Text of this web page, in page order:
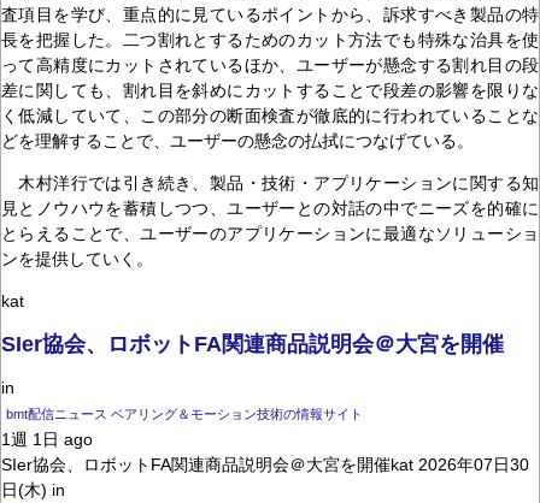
査項目を学び、重点的に見ているポイントから、訴求すべき製品の特
長を把握した。二つ割れとするためのカット方法でも特殊な治具を使
って高精度にカットされているほか、ユーザーが懸念する割れ目の段
差に関しても、割れ目を斜めにカットすることで段差の影響を限りな
く低減していて、この部分の断面検査が徹底的に行われていることな
どを理解することで、ユーザーの懸念の払拭につなげている。
木村洋行では引き続き、製品・技術・アプリケーションに関する知
見とノウハウを蓄積しつつ、ユーザーとの対話の中でニーズを的確に
とらえることで、ユーザーのアプリケーションに最適なソリューショ
ンを提供していく。
kat
SIer協会、ロボットFA関連商品説明会＠大宮を開催
in
bmt配信ニュース ベアリング＆モーション技術の情報サイト
1週 1日 ago
SIer協会、ロボットFA関連商品説明会＠大宮を開催kat 2026年07日30
日(木) in